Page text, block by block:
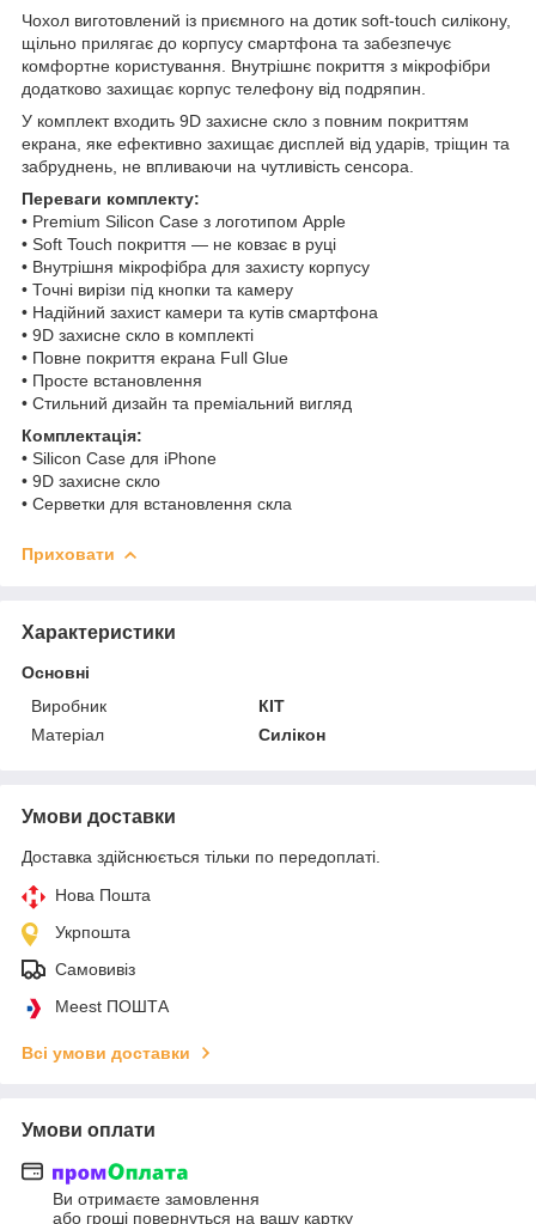
Чохол виготовлений із приємного на дотик soft-touch силікону,
щільно прилягає до корпусу смартфона та забезпечує
комфортне користування. Внутрішнє покриття з мікрофібри
додатково захищає корпус телефону від подряпин.
У комплект входить 9D захисне скло з повним покриттям
екрана, яке ефективно захищає дисплей від ударів, тріщин та
забруднень, не впливаючи на чутливість сенсора.
Переваги комплекту:
• Premium Silicon Case з логотипом Apple
• Soft Touch покриття — не ковзає в руці
• Внутрішня мікрофібра для захисту корпусу
• Точні вирізи під кнопки та камеру
• Надійний захист камери та кутів смартфона
• 9D захисне скло в комплекті
• Повне покриття екрана Full Glue
• Просте встановлення
• Стильний дизайн та преміальний вигляд
Комплектація:
• Silicon Case для iPhone
• 9D захисне скло
• Серветки для встановлення скла
Приховати
Характеристики
Основні
Виробник
КІТ
Матеріал
Силікон
Умови доставки
Доставка здійснюється тільки по передоплаті.
Нова Пошта
Укрпошта
Самовивіз
Meest ПОШТА
Всі умови доставки
Умови оплати
Ви отримаєте замовлення
або гроші повернуться на вашу картку